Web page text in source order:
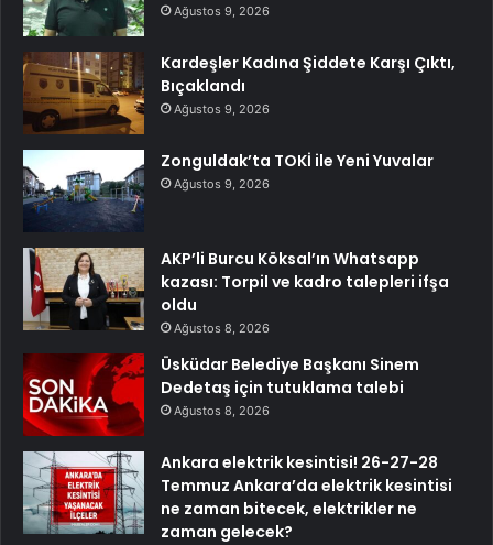
Ağustos 9, 2026
Kardeşler Kadına Şiddete Karşı Çıktı,
Bıçaklandı
Ağustos 9, 2026
Zonguldak’ta TOKİ ile Yeni Yuvalar
Ağustos 9, 2026
AKP’li Burcu Köksal’ın Whatsapp
kazası: Torpil ve kadro talepleri ifşa
oldu
Ağustos 8, 2026
Üsküdar Belediye Başkanı Sinem
Dedetaş için tutuklama talebi
Ağustos 8, 2026
Ankara elektrik kesintisi! 26-27-28
Temmuz Ankara’da elektrik kesintisi
ne zaman bitecek, elektrikler ne
zaman gelecek?